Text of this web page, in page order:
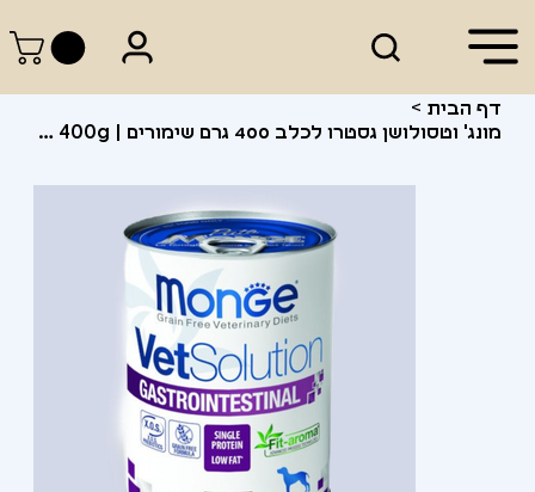
דף הבית >
מונג' וטסולושן גסטרו לכלב 400 גרם שימורים | Monge VetSolution Gastro wet 400g